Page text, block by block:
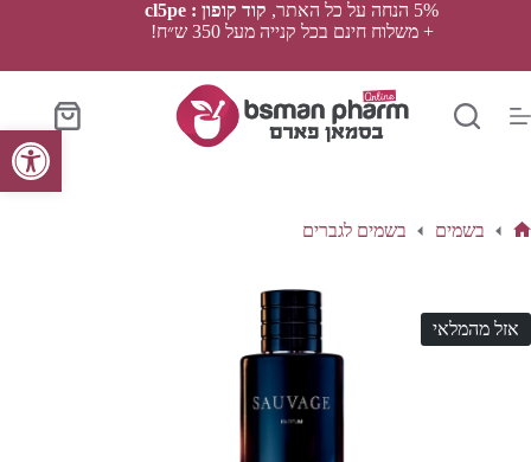
פתח סרגל נגישות
5% הנחה על כל האתר,
קוד קופון : cl5pe
+ משלוח חינם בכל קנייה מעל 350 ש״ח!
סל
הקניות
בשמים בשמים לגברים
אזל מהמלאי